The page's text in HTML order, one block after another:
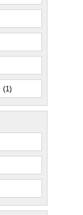
(1)